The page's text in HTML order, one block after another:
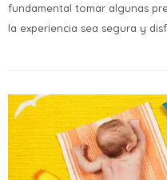
fundamental tomar algunas
la experiencia sea segura y